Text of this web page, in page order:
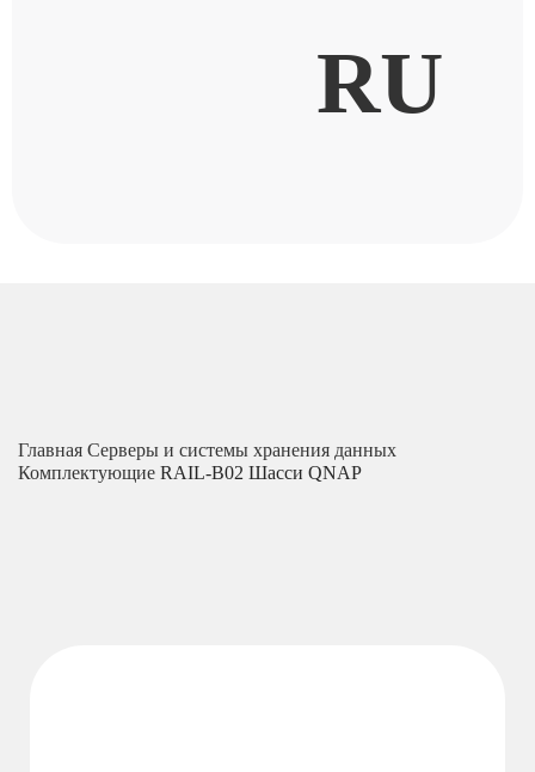
RU
Главная Серверы и системы хранения данных
Комплектующие RAIL-B02 Шасси QNAP